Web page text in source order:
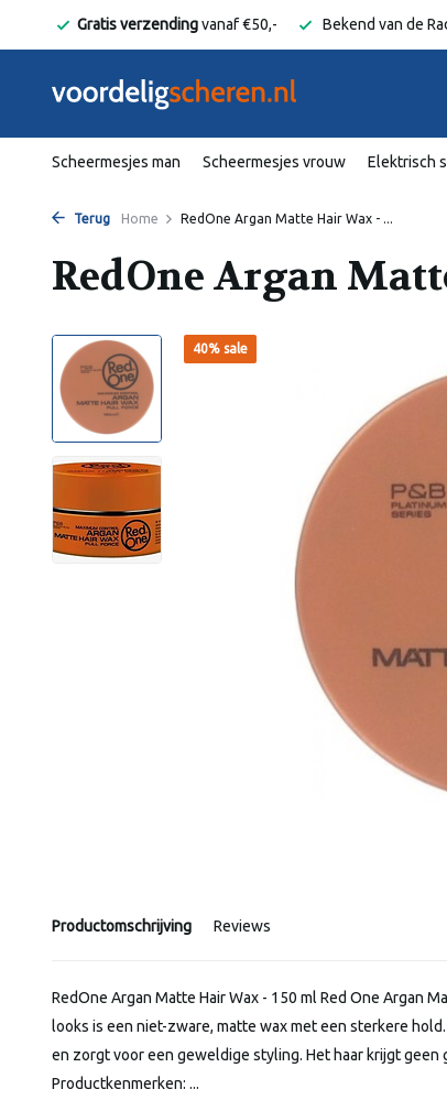
Gratis verzendingvanaf €50,- Bekend van de
Scheermesjes man Scheermesjes vrouw Elektrisch
Terug Home RedOne Argan Matte Hair Wax - ...
RedOne Argan
40% sale
Productomschrijving Reviews
RedOne Argan Matte Hair Wax - 150 ml Red One Argan
looks is een niet-zware, matte wax met een sterkere
en zorgt voor een geweldige styling. Het haar krijgt geen
Productkenmerken: ...